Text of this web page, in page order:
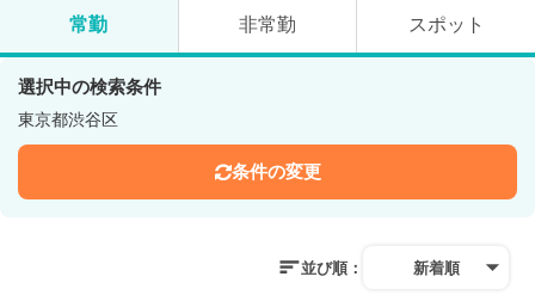
常勤 非常勤 スポット
選択中の検索条件
東京都渋谷区
条件の変更
並び順： 新着順